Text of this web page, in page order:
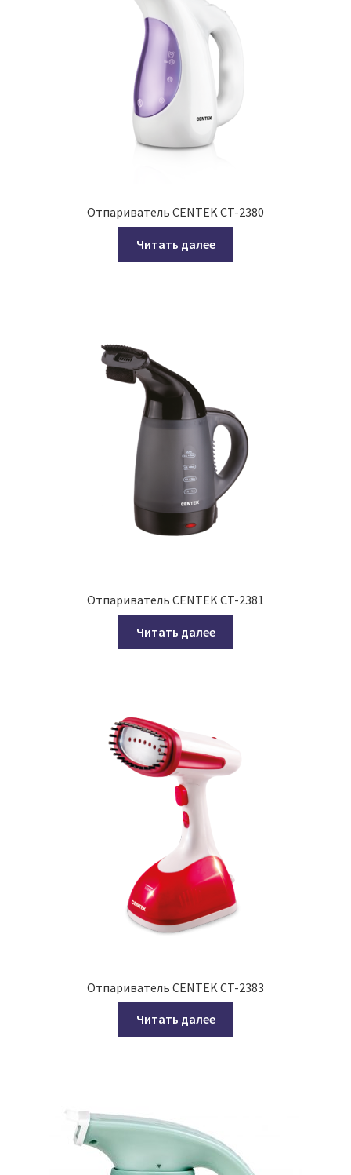
Отпариватель CENTEK CT-2380
Читать далее
Отпариватель CENTEK CT-2381
Читать далее
Отпариватель CENTEK CT-2383
Читать далее